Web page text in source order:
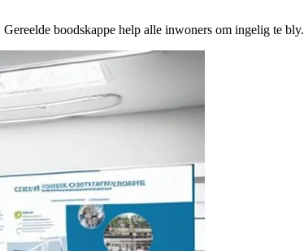
boodskappe help alle inwoners om ingelig te bly.